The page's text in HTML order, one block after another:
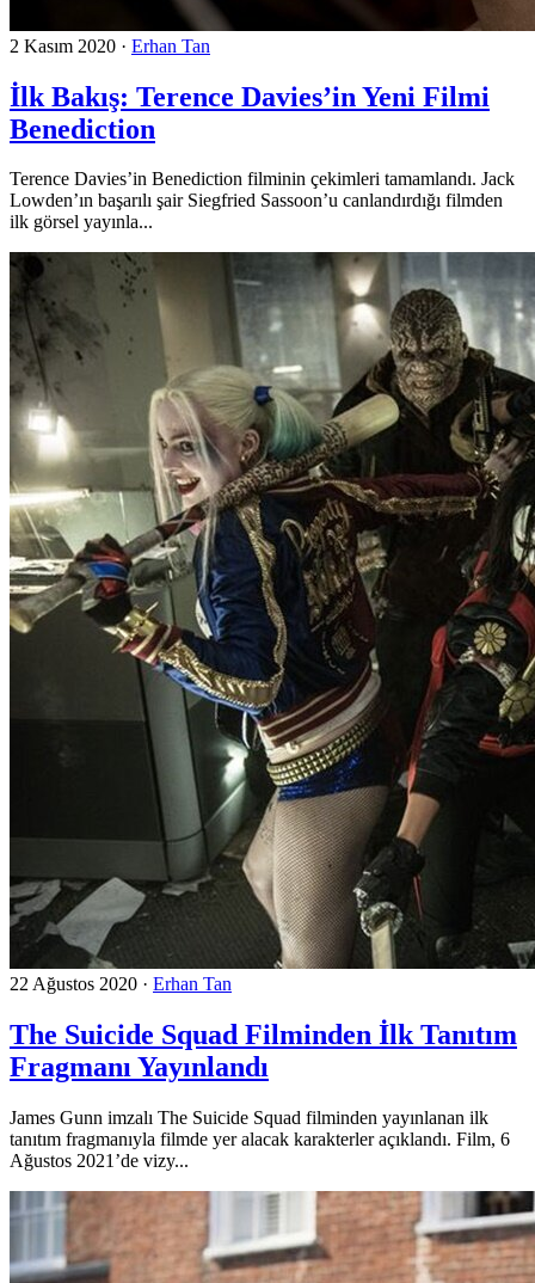
2 Kasım 2020 · Erhan Tan
İlk Bakış: Terence Davies’in Yeni Filmi
Benediction
Terence Davies’in Benediction filminin çekimleri tamamlandı. Jack
Lowden’ın başarılı şair Siegfried Sassoon’u canlandırdığı filmden
ilk görsel yayınla...
22 Ağustos 2020 · Erhan Tan
The Suicide Squad Filminden İlk Tanıtım
Fragmanı Yayınlandı
James Gunn imzalı The Suicide Squad filminden yayınlanan ilk
tanıtım fragmanıyla filmde yer alacak karakterler açıklandı. Film, 6
Ağustos 2021’de vizy...